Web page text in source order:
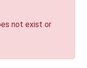
not exist or